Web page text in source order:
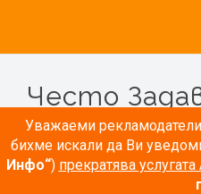
Уважаеми
бихме искали да Ви
Инфо“) прекратява
г
Често
Въпроси